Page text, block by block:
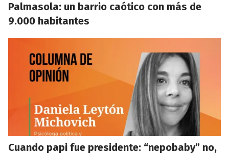
Palmasola: un barrio caótico con más de
9.000 habitantes
Cuando papi fue presidente: “nepobaby” no,